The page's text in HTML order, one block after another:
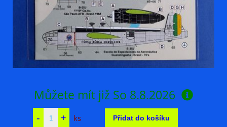
Můžete mít již So 8.8.2026
ks